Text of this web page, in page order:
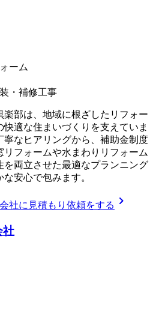
ーム
・補修工事
部は、地域に根ざしたリフォー
適な住まいづくりを支えていま
なヒアリングから、補助金制度
フォームや水まわりリフォーム
を両立させた最適なプランニング
安心で包みます。
社に見積もり依頼をする chevron_right
社